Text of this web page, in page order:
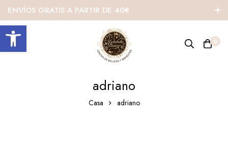
Abrir barra de herramientas
ENVÍOS GRATIS A PARTIR DE 40€
0
adriano
Casa adriano